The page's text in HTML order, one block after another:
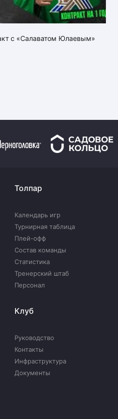
с «Салаватом Юлаевым»
Толпар
Календарь игр
Турнирная таблица
Плей-офф
Состав команды
Статистика
Тренерский штаб
Персонал
Клуб
Руководство
Контакты
Инфраструктура
Документы